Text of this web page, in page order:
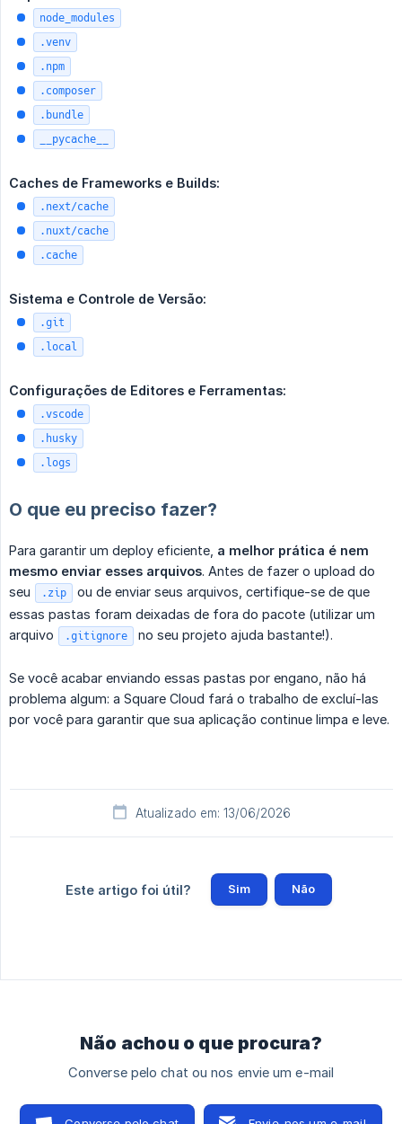
node_modules
.venv
.npm
.composer
.bundle
__pycache__
Caches de Frameworks e Builds:
.next/cache
.nuxt/cache
.cache
Sistema e Controle de Versão:
.git
.local
Configurações de Editores e Ferramentas:
.vscode
.husky
.logs
O que eu preciso fazer?
Para garantir um deploy eficiente, a melhor prática é nem
mesmo enviar esses arquivos. Antes de fazer o upload do
seu
.zip
ou de enviar seus arquivos, certifique-se de que
essas pastas foram deixadas de fora do pacote (utilizar um
arquivo
.gitignore no seu projeto ajuda bastante!).
Se você acabar enviando essas pastas por engano, não há
problema algum: a Square Cloud fará o trabalho de excluí-las
por você para garantir que sua aplicação continue limpa e leve.
Atualizado em: 13/06/2026
Este artigo foi útil? Sim Não
Não achou o que procura?
Converse pelo chat ou nos envie um e-mail